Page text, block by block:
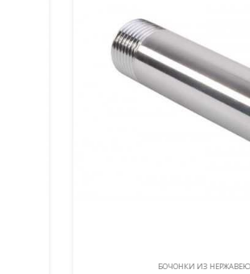
БОЧОНКИ ИЗ